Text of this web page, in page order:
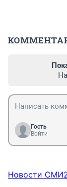
Гость
Войти
Новости